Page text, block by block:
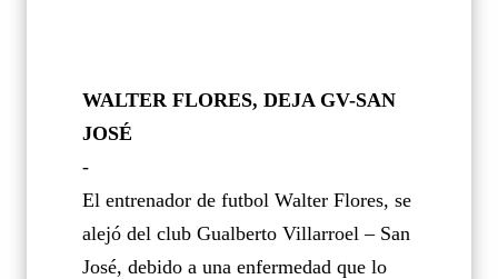
WALTER FLORES, DEJA GV-SAN
JOSÉ
-
El entrenador de futbol Walter Flores, se
alejó del club Gualberto Villarroel – San
José, debido a una enfermedad que lo